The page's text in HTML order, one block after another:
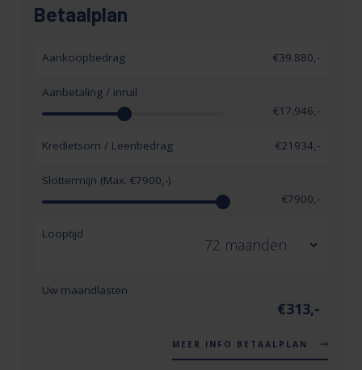
Betaalplan
Aankoopbedrag €39.880,-
Aanbetaling / inruil
€17.946 ,-
Kredietsom / Leenbedrag €21934 ,-
Slottermijn (Max. €7900 ,-)
€7900 ,-
Looptijd
Uw maandlasten
€313,-
MEER INFO BETAALPLAN